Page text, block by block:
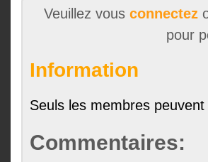
Veuillez vous connectez
pour
Information
Seuls les membres
Commentaires: